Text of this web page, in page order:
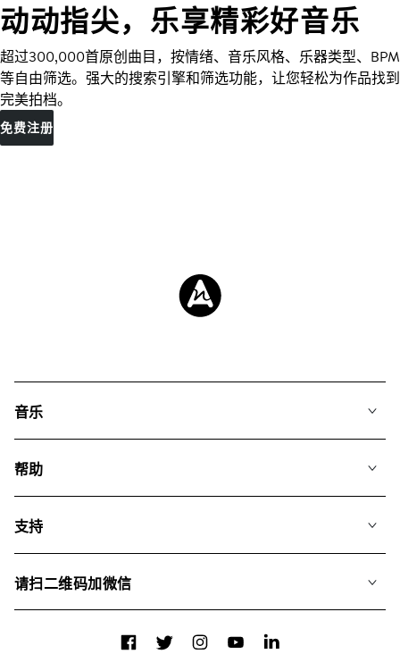
动动指尖，乐享精彩好音乐
超过300,000首原创曲目，按情绪、音乐风格、乐器类型、BPM
等自由筛选。强大的搜索引擎和筛选功能，让您轻松为作品找到
完美拍档。
免费注册
音乐
搜索
专辑
帮助
我们如何运用AI
支持
关于我们
请扫二维码加微信
FacebookTwitterInstagramYouTubeLinkedIn